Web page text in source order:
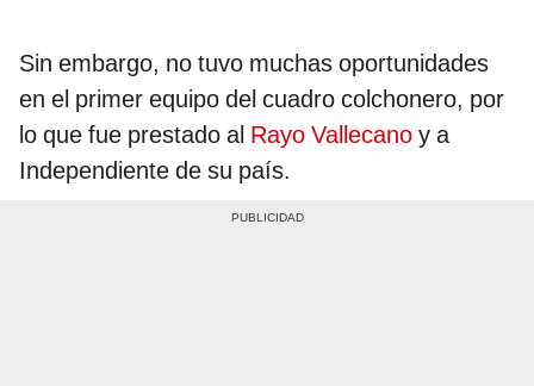
Sin embargo, no tuvo muchas oportunidades
en el primer equipo del cuadro colchonero, por
lo que fue prestado al Rayo Vallecano y a
Independiente de su país.